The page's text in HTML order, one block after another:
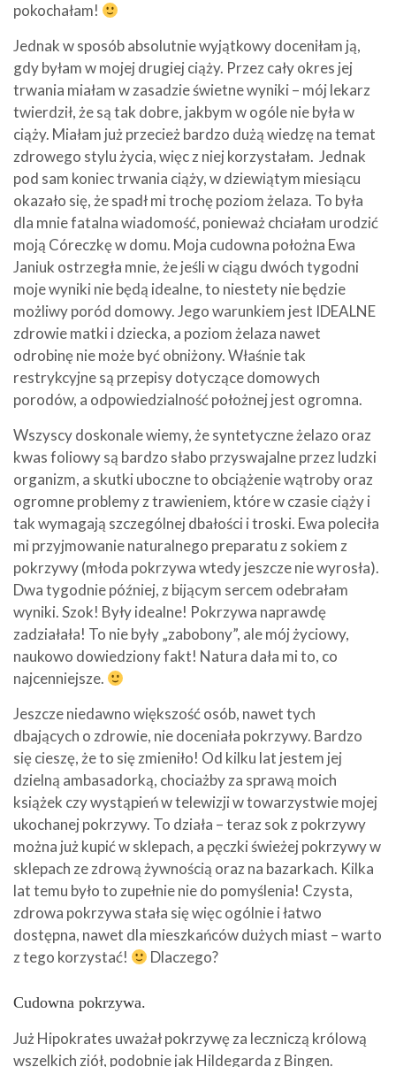
pokochałam!
Jednak w sposób absolutnie wyjątkowy doceniłam ją,
gdy byłam w mojej drugiej ciąży. Przez cały okres jej
trwania miałam w zasadzie świetne wyniki – mój lekarz
twierdził, że są tak dobre, jakbym w ogóle nie była w
ciąży. Miałam już przecież bardzo dużą wiedzę na temat
zdrowego stylu życia, więc z niej korzystałam. Jednak
pod sam koniec trwania ciąży, w dziewiątym miesiącu
okazało się, że spadł mi trochę poziom żelaza. To była
dla mnie fatalna wiadomość, ponieważ chciałam urodzić
moją Córeczkę w domu. Moja cudowna położna Ewa
Janiuk ostrzegła mnie, że jeśli w ciągu dwóch tygodni
moje wyniki nie będą idealne, to niestety nie będzie
możliwy poród domowy. Jego warunkiem jest IDEALNE
zdrowie matki i dziecka, a poziom żelaza nawet
odrobinę nie może być obniżony. Właśnie tak
restrykcyjne są przepisy dotyczące domowych
porodów, a odpowiedzialność położnej jest ogromna.
Wszyscy doskonale wiemy, że syntetyczne żelazo oraz
kwas foliowy są bardzo słabo przyswajalne przez ludzki
organizm, a skutki uboczne to obciążenie wątroby oraz
ogromne problemy z trawieniem, które w czasie ciąży i
tak wymagają szczególnej dbałości i troski. Ewa poleciła
mi przyjmowanie naturalnego preparatu z sokiem z
pokrzywy (młoda pokrzywa wtedy jeszcze nie wyrosła).
Dwa tygodnie później, z bijącym sercem odebrałam
wyniki. Szok! Były idealne! Pokrzywa naprawdę
zadziałała! To nie były „zabobony”, ale mój życiowy,
naukowo dowiedziony fakt! Natura dała mi to, co
najcenniejsze.
Jeszcze niedawno większość osób, nawet tych
dbających o zdrowie, nie doceniała pokrzywy. Bardzo
się cieszę, że to się zmieniło! Od kilku lat jestem jej
dzielną ambasadorką, chociażby za sprawą moich
książek czy wystąpień w telewizji w towarzystwie mojej
ukochanej pokrzywy. To działa – teraz sok z pokrzywy
można już kupić w sklepach, a pęczki świeżej pokrzywy w
sklepach ze zdrową żywnością oraz na bazarkach. Kilka
lat temu było to zupełnie nie do pomyślenia! Czysta,
zdrowa pokrzywa stała się więc ogólnie i łatwo
dostępna, nawet dla mieszkańców dużych miast – warto
z tego korzystać!
Dlaczego?
Cudowna pokrzywa.
Już Hipokrates uważał pokrzywę za leczniczą królową
wszelkich ziół, podobnie jak Hildegarda z Bingen.